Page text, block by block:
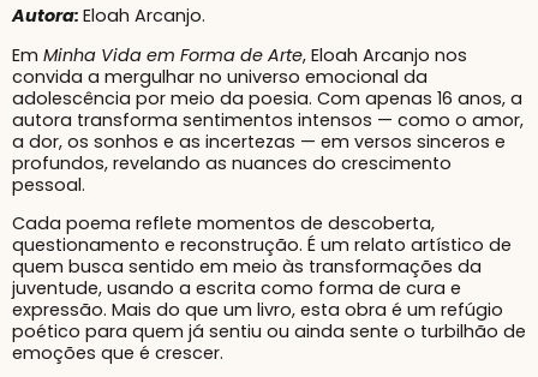
Autora: Eloah Arcanjo.
Em Minha Vida em Forma de Arte, Eloah Arcanjo nos
convida a mergulhar no universo emocional da
adolescência por meio da poesia. Com apenas 16 anos, a
autora transforma sentimentos intensos — como o amor,
a dor, os sonhos e as incertezas — em versos sinceros e
profundos, revelando as nuances do crescimento
pessoal.
Cada poema reflete momentos de descoberta,
questionamento e reconstrução. É um relato artístico de
quem busca sentido em meio às transformações da
juventude, usando a escrita como forma de cura e
expressão. Mais do que um livro, esta obra é um refúgio
poético para quem já sentiu ou ainda sente o turbilhão de
emoções que é crescer.